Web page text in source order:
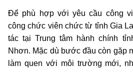
Để phù hợp với yêu cầu công
công chức viên chức từ tỉnh Gia
tác tại Trung tâm hành chính
Nhơn. Mặc dù bước đầu còn gặp
làm quen với môi trường mới,